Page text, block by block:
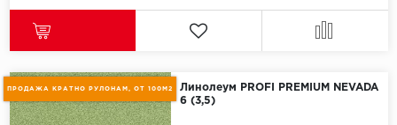
ПРОДАЖА КРАТНО РУЛОНАМ, ОТ 100М2
Линолеум PROFI PREMIUM NEVADA
6 (3,5)